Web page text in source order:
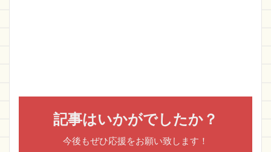
記事はいかがでしたか？
今後もぜひ応援をお願い致します！